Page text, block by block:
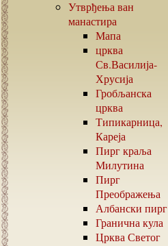
Утврђења ван
манастира
Мапа
црква
Св.Василија-
Хрусија
Гробљанска
црква
Типикарница,
Кареја
Пирг краља
Милутина
Пирг
Преображења
Албански пирг
Гранична кула
Црква Светог